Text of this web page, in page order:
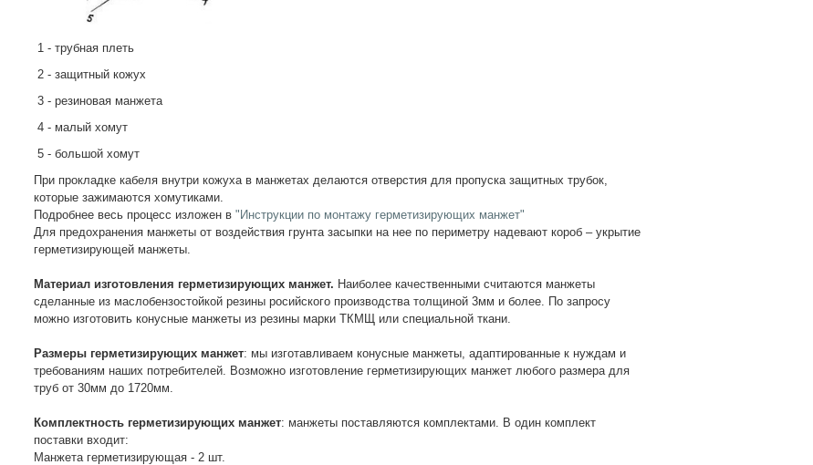
1 - трубная плеть
2 - защитный кожух
3 - резиновая манжета
4 - малый хомут
5 - большой хомут
При прокладке кабеля внутри кожуха в манжетах делаются отверстия для пропуска защитных трубок,
которые зажимаются хомутиками.
Подробнее весь процесс изложен в"Инструкции по монтажу герметизирующих манжет"
Для предохранения манжеты от воздействия грунта засыпки на нее по периметру надевают короб – укрытие
герметизирующей манжеты.
Материал изготовления герметизирующих манжет. Наиболее качественными считаются манжеты
сделанные из маслобензостойкой резины росийского производства толщиной 3мм и более. По запросу
можно изготовить конусные манжеты из резины марки ТКМЩ или специальной ткани.
Размеры герметизирующих манжет: мы изготавливаем конусные манжеты, адаптированные к нуждам и
требованиям наших потребителей. Возможно изготовление герметизирующих манжет любого размера для
труб от 30мм до 1720мм.
Комплектность герметизирующих манжет: манжеты поставляются комплектами. В один комплект
поставки входит:
Манжета герметизирующая - 2 шт.